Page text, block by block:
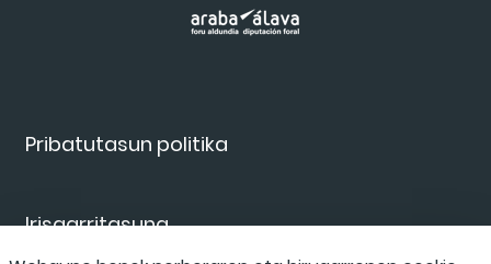
Pribatutasun politika
Irisgarritasuna